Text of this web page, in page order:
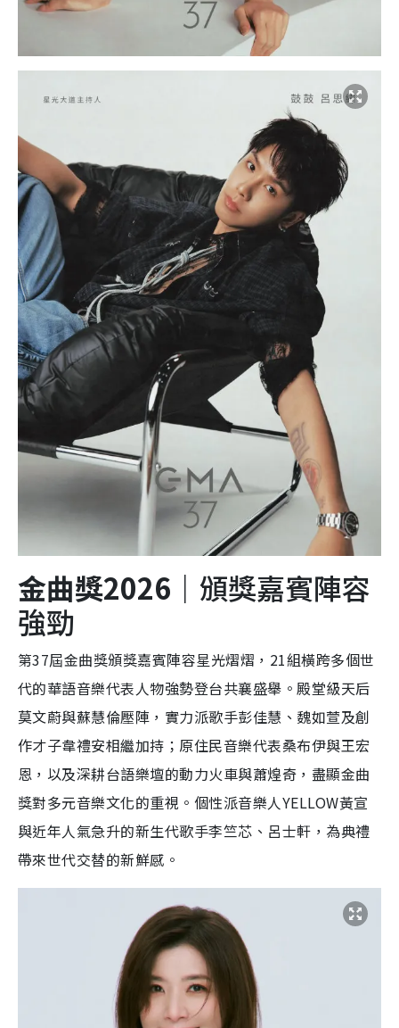
金曲獎2026｜ 頒獎嘉賓陣容
強勁
第37屆金曲獎頒獎嘉賓陣容星光熠熠，21組橫跨多個世
代的華語音樂代表人物強勢登台共襄盛舉。殿堂級天后
莫文蔚與蘇慧倫壓陣，實力派歌手彭佳慧、魏如萱及創
作才子韋禮安相繼加持；原住民音樂代表桑布伊與王宏
恩，以及深耕台語樂壇的動力火車與蕭煌奇，盡顯金曲
獎對多元音樂文化的重視。個性派音樂人YELLOW黃宣
與近年人氣急升的新生代歌手李竺芯、呂士軒，為典禮
帶來世代交替的新鮮感。